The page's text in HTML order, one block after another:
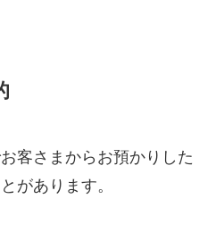
客さまからお預かりした
があります。